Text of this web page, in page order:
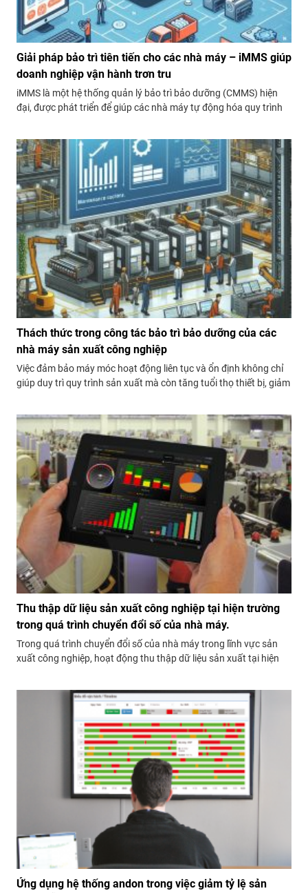
Giải pháp bảo trì tiên tiến cho các nhà máy – iMMS giúp
doanh nghiệp vận hành trơn tru
iMMS là một hệ thống quản lý bảo trì bảo dưỡng (CMMS) hiện
đại, được phát triển để giúp các nhà máy tự động hóa quy trình
công nghệ IoT và nền tảng di động.
Thách thức trong công tác bảo trì bảo dưỡng của các
nhà máy sản xuất công nghiệp
Việc đảm bảo máy móc hoạt động liên tục và ổn định không chỉ
giúp duy trì quy trình sản xuất mà còn tăng tuổi thọ thiết bị, giảm
Thu thập dữ liệu sản xuất công nghiệp tại hiện trường
trong quá trình chuyển đổi số của nhà máy.
Trong quá trình chuyển đổi số của nhà máy trong lĩnh vực sản
xuất công nghiệp, hoạt động thu thập dữ liệu sản xuất tại hiện
suất, tối ưu hóa quy trình và đảm bảo sự...
Ứng dụng hệ thống andon trong việc giảm tỷ lệ sản